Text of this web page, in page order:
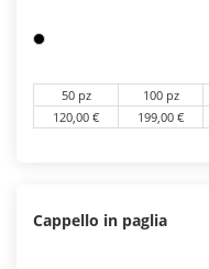
50 pz 100 pz
120,00 €
199,00 €
Cappello in paglia